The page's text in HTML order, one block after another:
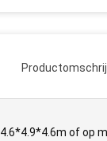
4.6*4.9*4.6m of op